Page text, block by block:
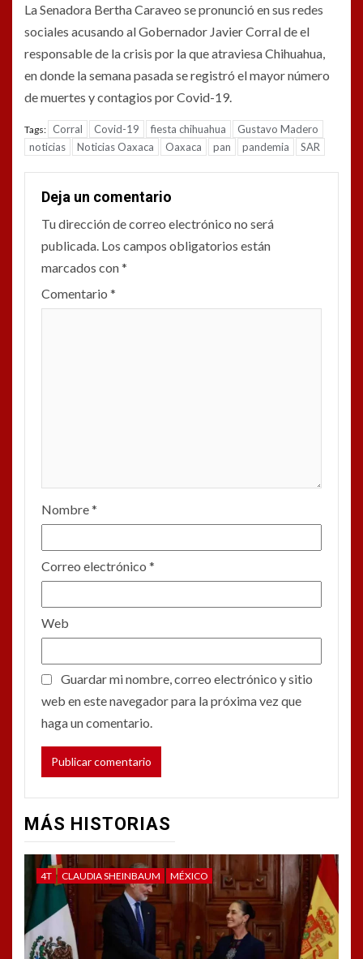
La Senadora Bertha Caraveo se pronunció en sus redes
sociales acusando al Gobernador Javier Corral de el
responsable de la crisis por la que atraviesa Chihuahua,
en donde la semana pasada se registró el mayor número
de muertes y contagios por Covid-19.
Tags: Corral Covid-19 fiesta chihuahua
Gustavo Madero
noticias
Noticias Oaxaca Oaxaca pan pandemia SAR
Deja un comentario
Tu dirección de correo electrónico no será
publicada. Los campos obligatorios están
marcados con*
Comentario *
Nombre*
Correo electrónico *
Web
Guardar mi nombre, correo electrónico y sitio
web en este navegador para la próxima vez que
haga un comentario.
MÁS HISTORIAS
4T CLAUDIA SHEINBAUM MÉXICO